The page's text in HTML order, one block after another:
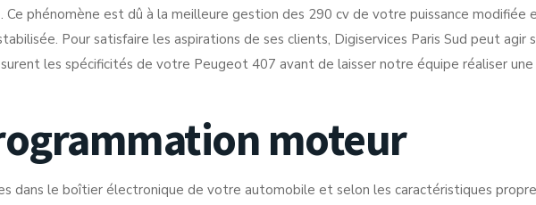
phénomène est dû à la meilleure gestion des 290 cv de votre puissance modifiée
Pour satisfaire les aspirations de ses clients, Digiservices Paris Sud peut
les spécificités de votre Peugeot 407 avant de laisser notre équipe réaliser
moteur
dans le boîtier électronique de votre automobile et selon les caractéristiques